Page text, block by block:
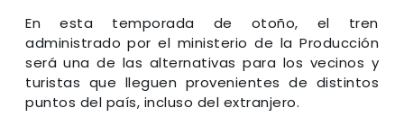
En esta temporada de otoño, el tren
administrado por el ministerio de la Producción
será una de las alternativas para los vecinos y
turistas que lleguen provenientes de distintos
puntos del país, incluso del extranjero.